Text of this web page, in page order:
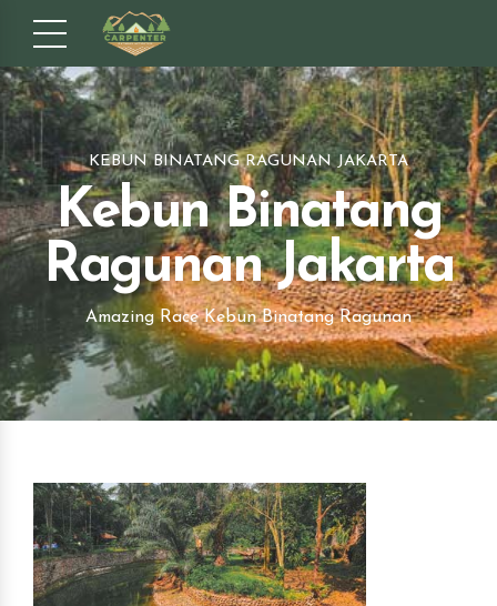
KEBUN BINATANG RAGUNAN JAKARTA
Kebun Binatang
Ragunan Jakarta
Amazing Race Kebun Binatang Ragunan